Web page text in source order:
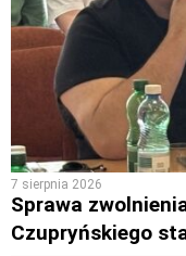
7 sierpnia 2026
Sprawa
Czupryńskiego